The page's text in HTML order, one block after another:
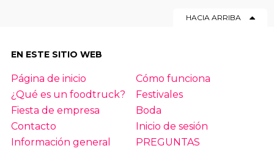
HACIA ARRIBA
EN ESTE SITIO WEB
Página de inicio
Cómo funciona
¿Qué es un foodtruck?
Festivales
Fiesta de empresa
Boda
Contacto
Inicio de sesión
Información general
PREGUNTAS